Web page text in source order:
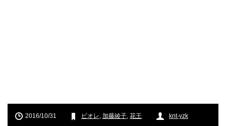
2016/10/31 ビオレ, 加藤綾子, 花王 knt-yzk